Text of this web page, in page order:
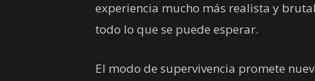
experiencia mucho más realista y
todo lo que se puede esperar.
El modo de supervivencia promete